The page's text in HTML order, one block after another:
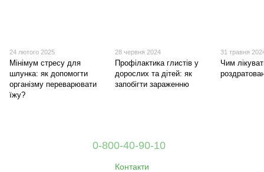
24 лютого 2025
Мінімум стресу для
шлунка: як допомогти
організму переварювати
їжу?
28 червня 2024
Профілактика глистів у
дорослих та дітей: як
запобігти зараженню
31 травня
Чим
0-800-40-90-10
Контакти